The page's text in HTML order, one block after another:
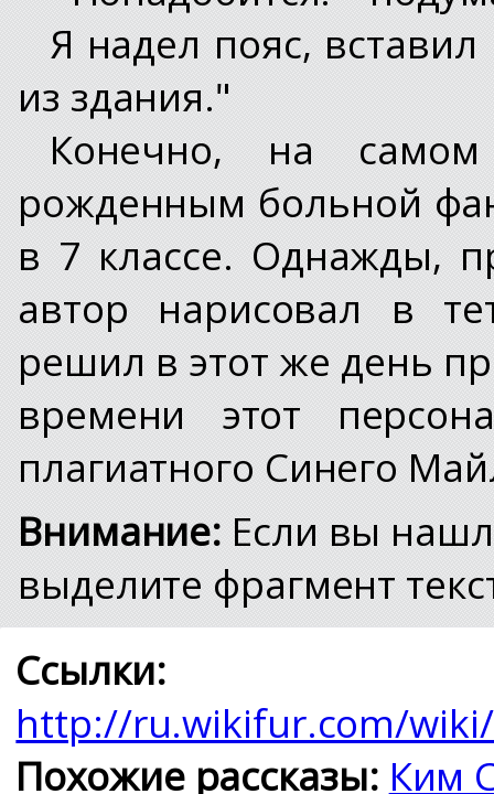
Я надел пояс,
из здания."
Конечно, на
рожденным больной
в 7 классе. Однажды,
автор нарисовал в
решил в этот же день
времени этот
плагиатного Синего
Внимание: Если вы
выделите фрагмент
Ссылки:
http://ru.wikifur.com/wiki/
Похожие рассказы: Ким